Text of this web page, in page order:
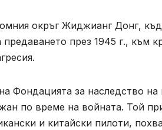
окръг Жиджианг Донг,
през 1945 г., към
Фондацията за наследство на
по време на войната. Той
и китайски пилоти,